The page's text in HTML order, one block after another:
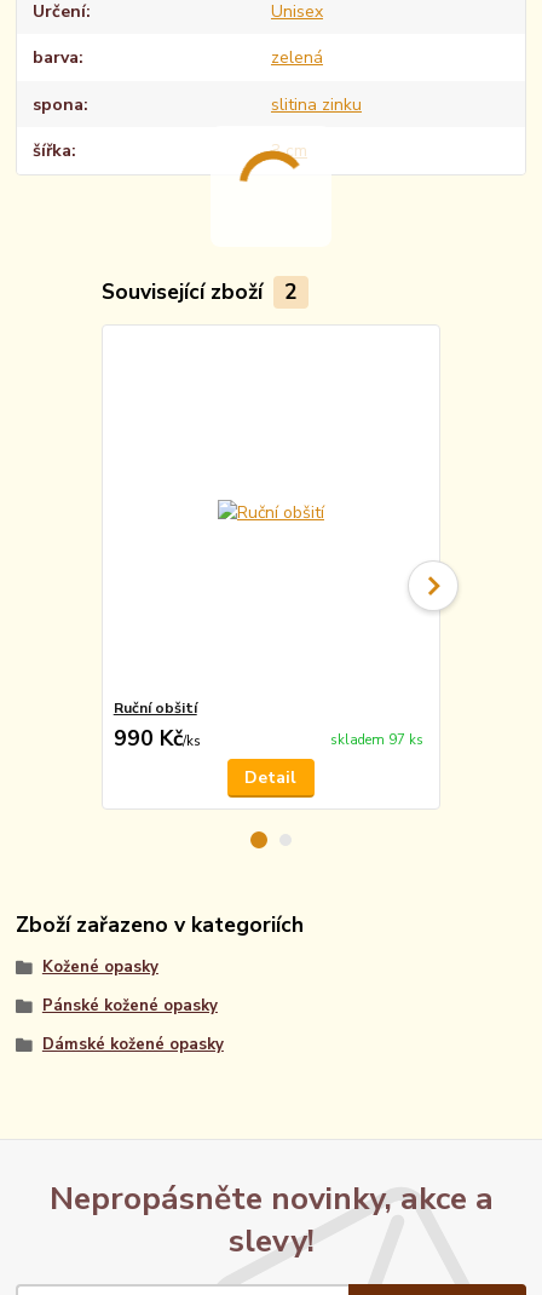
Určení Unisex
barva zelená
spona slitina zinku
šířka 3 cm
Související zboží 2
Ruční obšití
990 Kč/ks skladem 97 ks
Detail
Zboží zařazeno v kategoriích
Kožené opasky
Pánské kožené opasky
Dámské kožené opasky
Nepropásněte novinky, akce a
slevy!